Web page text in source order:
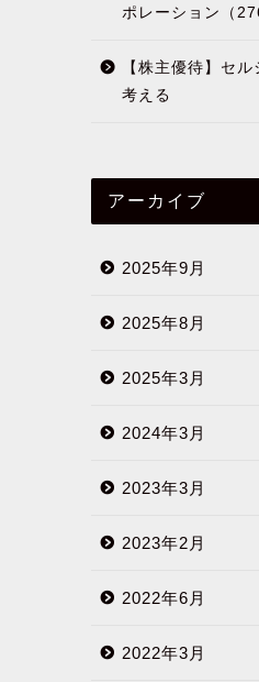
ポレーション（
【株主優待】セ
考える
アーカイブ
2025年9月
2025年8月
2025年3月
2024年3月
2023年3月
2023年2月
2022年6月
2022年3月